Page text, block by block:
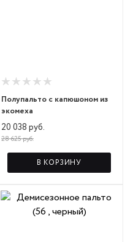
Полупальто с капюшоном из
экомеха
20 038 руб.
28 625 руб.
В КОРЗИНУ